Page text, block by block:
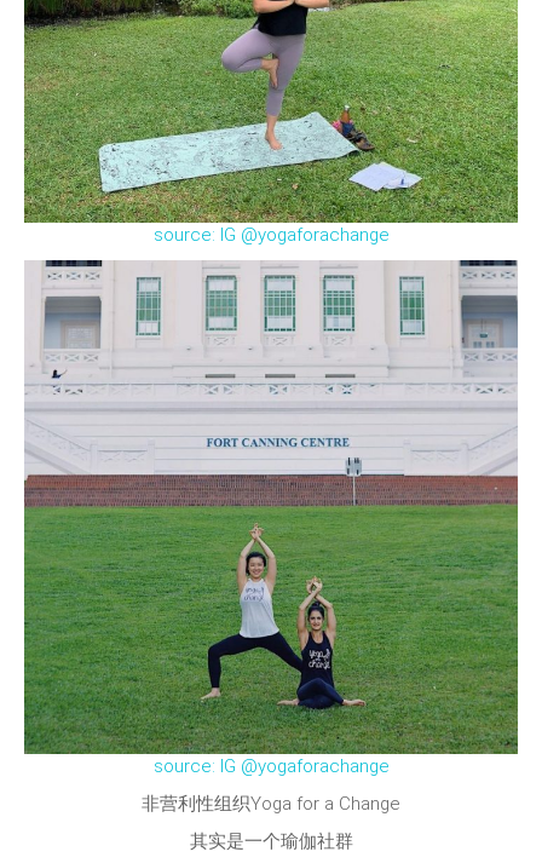
source: IG @yogaforachange
source: IG @yogaforachange
非营利性组织Yoga for a Change
其实是一个瑜伽社群